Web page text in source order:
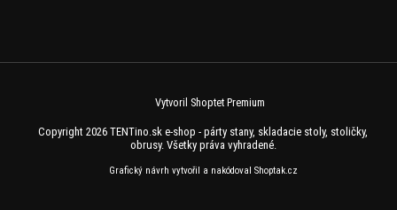
Vytvoril Shoptet Premium
Copyright 2026 TENTino.sk e-shop - párty stany, skladacie stoly, stoličky,
obrusy. Všetky práva vyhradené.
Grafický návrh vytvořil a nakódoval Shoptak.cz